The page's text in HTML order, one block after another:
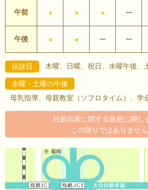
午前 ● ● ● ー
午後 ● ● ー ー
休診日 木曜、日曜、祝日、水曜午後、
水曜・土曜の午後
母乳指導、母親教室（ソフロタイム）、学
妊娠出産に関する急患に関し
この限りではありません